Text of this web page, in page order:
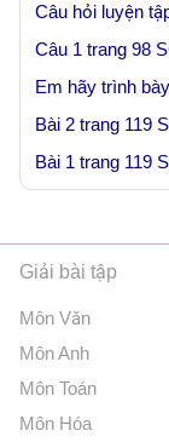
Câu hỏi luyện
Câu 1 trang 98
Em hãy trình
Bài 2 trang 119
Bài 1 trang 119
Giải bài tập
Môn Văn
Môn Anh
Môn Toán
Môn Hóa